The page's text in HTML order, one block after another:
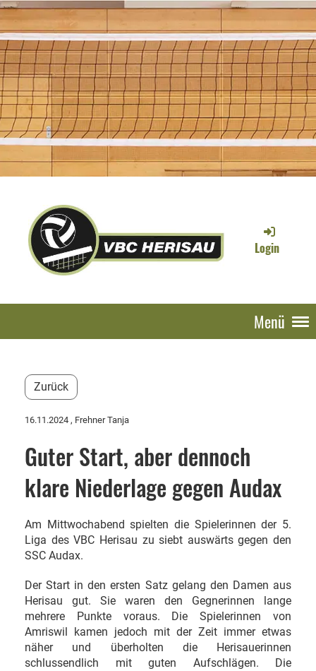
Login
Menü
Zurück
16.11.2024 , Frehner Tanja
Guter Start, aber dennoch
klare Niederlage gegen Audax
Am Mittwochabend spielten die Spielerinnen der 5.
Liga des VBC Herisau zu siebt auswärts gegen den
SSC Audax.
Der Start in den ersten Satz gelang den Damen aus
Herisau gut. Sie waren den Gegnerinnen lange
mehrere Punkte voraus. Die Spielerinnen von
Amriswil kamen jedoch mit der Zeit immer etwas
näher und überholten die Herisauerinnen
schlussendlich mit guten Aufschlägen. Die